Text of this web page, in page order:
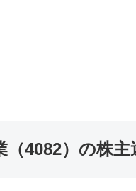
（4082）の株